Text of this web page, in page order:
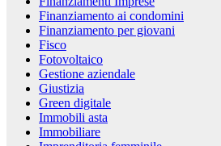
Finanziamento ai condomini
Finanziamento per giovani
Fisco
Fotovoltaico
Gestione aziendale
Giustizia
Green digitale
Immobili asta
Immobiliare